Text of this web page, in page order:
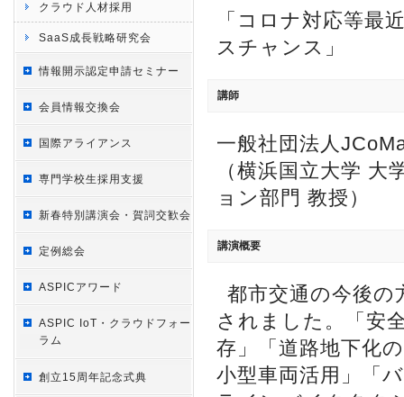
クラウド人材採用
SaaS成長戦略研究会
情報開示認定申請セミナー
会員情報交換会
国際アライアンス
専門学校生採用支援
新春特別講演会・賀詞交歓会
定例総会
ASPICアワード
ASPIC IoT・クラウドフォー
ラム
創立15周年記念式典
「コロナ対応等最
スチャンス」
講師
一般社団法人
（横浜国立大学
ョン部門 教授）
講演概要
都市交通の今後
されました。「安
存」「道路地下化
小型車両活用」「